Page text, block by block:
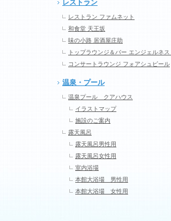
レストラン
レストラン ファムネット
和食堂 天王坂
味の小路 居酒屋庄助
トップラウンジ＆バー エンジェルネス
コンサートラウンジ フォアシュピール
温泉・プール
温泉プール クアハウス
イラストマップ
施設のご案内
露天風呂
露天風呂男性用
露天風呂女性用
室内浴場
本館大浴場 男性用
本館大浴場 女性用